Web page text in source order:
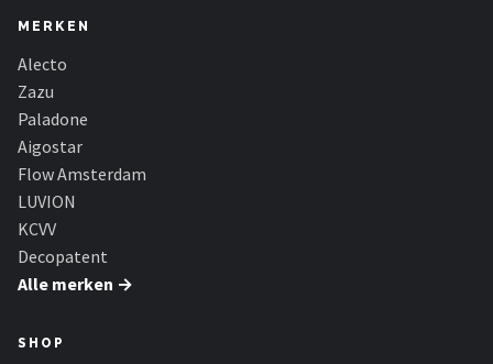
KCVV
Decopatent
Countryfield
Balvi
Alle merken →
MERKEN
Alecto
Zazu
Paladone
Aigostar
Flow Amsterdam
LUVION
KCVV
Decopatent
Alle merken →
SHOP